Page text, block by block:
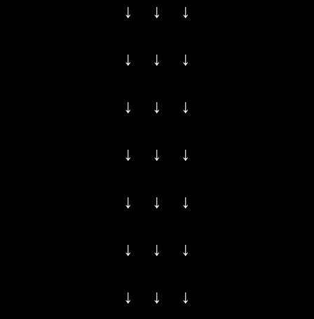
↓ ↓ ↓
↓ ↓ ↓
↓ ↓ ↓
↓ ↓ ↓
↓ ↓ ↓
↓ ↓ ↓
↓ ↓ ↓